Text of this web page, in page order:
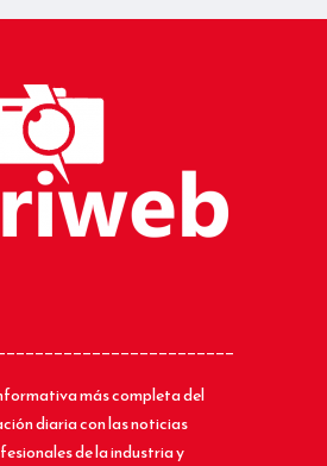
más completa del
diaria con las noticias
de la industria y